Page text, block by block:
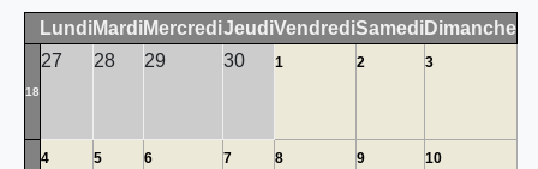
LundiMardiMercrediJeudiVendrediSamediDimanche
18
27 28 29 30 1 2 3
4 5 6 7 8 9 10